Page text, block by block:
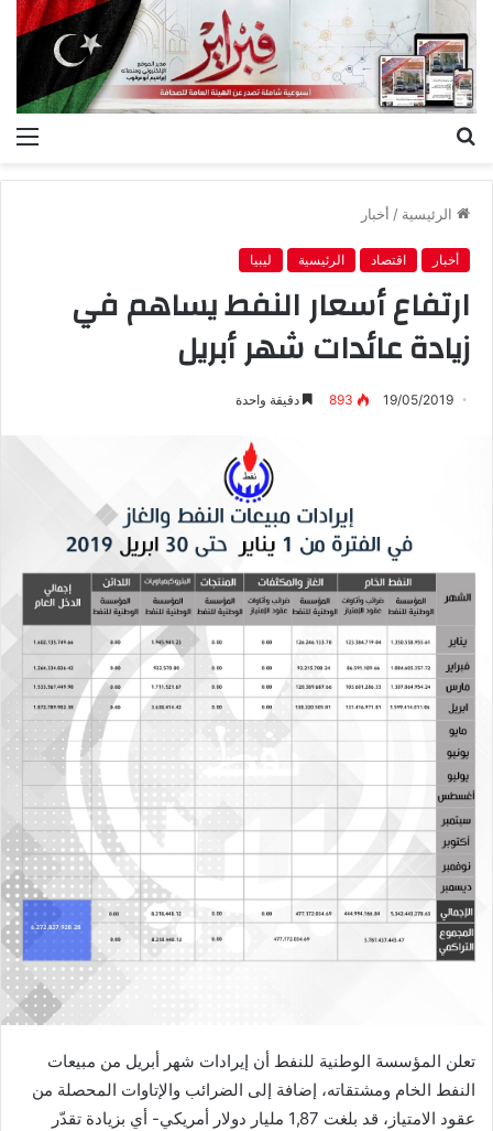
الرئيسية / أخبار
أخبار اقتصاد الرئيسية ليبيا
ارتفاع أسعار النفط يساهم في
زيادة عائدات شهر أبريل
19/05/2019
893 دقيقة واحدة
تعلن المؤسسة الوطنية للنفط أن إيرادات شهر أبريل من مبيعات
النفط الخام ومشتقاته، إضافة إلى الضرائب والإتاوات المحصلة من
عقود الامتياز، قد بلغت 1,87 مليار دولار أمريكي- أي بزيادة تقدّر